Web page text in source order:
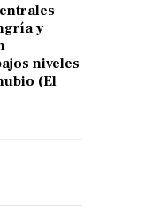
y
niveles
(El